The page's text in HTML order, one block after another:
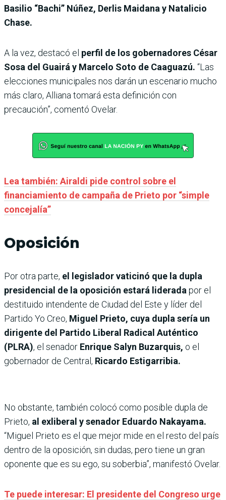
Basilio “Bachi” Núñez, Derlis Maidana y Natalicio
Chase.
A la vez, destacó el perfil de los gobernadores César
Sosa del Guairá y Marcelo Soto de Caaguazú. “Las
elecciones municipales nos darán un escenario mucho
más claro, Alliana tomará esta definición con
precaución”, comentó Ovelar.
Lea también: Airaldi pide control sobre el
financiamiento de campaña de Prieto por “simple
concejalía”
Oposición
Por otra parte, el legislador vaticinó que la dupla
presidencial de la oposición estará liderada por el
destituido intendente de Ciudad del Este y líder del
Partido Yo Creo, Miguel Prieto, cuya dupla sería un
dirigente del Partido Liberal Radical Auténtico
(PLRA), el senador Enrique Salyn Buzarquis, o el
gobernador de Central, Ricardo Estigarribia.
No obstante, también colocó como posible dupla de
Prieto, al exliberal y senador Eduardo Nakayama.
“Miguel Prieto es el que mejor mide en el resto del país
dentro de la oposición, sin dudas, pero tiene un gran
oponente que es su ego, su soberbia”, manifestó Ovelar.
Te puede interesar: El presidente del Congreso urge